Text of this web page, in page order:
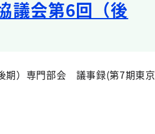
議会第6回（後
期）専門部会 議事録(第7期東京